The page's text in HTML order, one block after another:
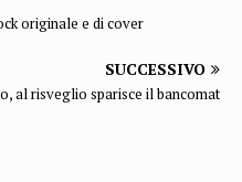
originale e di cover
SUCCESSIVO
al risveglio sparisce il bancomat